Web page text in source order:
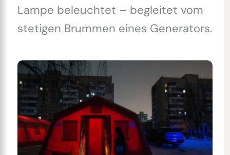
Lampe beleuchtet – begleitet vom
stetigen Brummen eines Generators.